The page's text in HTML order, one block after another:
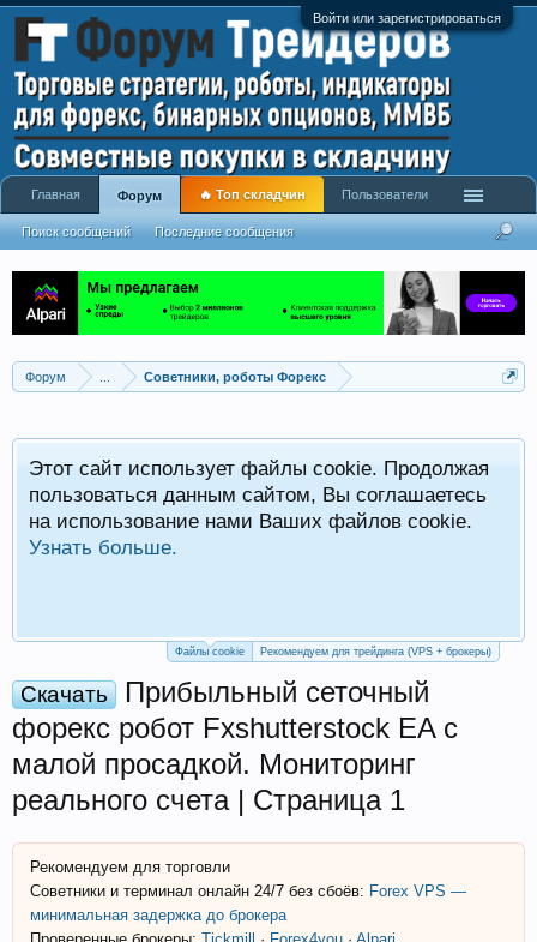
Войти или зарегистрироваться
Форум Советники, роботы Форекс
Этот сайт использует файлы cookie. Продолжая
пользоваться данным сайтом, Вы соглашаетесь
на использование нами Ваших файлов cookie.
Узнать больше.
Файлы cookie Рекомендуем для трейдинга (VPS + брокеры)
Скачать
Прибыльный сеточный
форекс робот Fxshutterstock EA с
малой просадкой. Мониторинг
реального счета | Страница 1
Рекомендуем для торговли
Советники и терминал онлайн 24/7 без сбоёв: Forex VPS —
минимальная задержка до брокера
Главная Форум
Поиск сообщений Последние сообщения
🔥 Топ складчин Пользователи